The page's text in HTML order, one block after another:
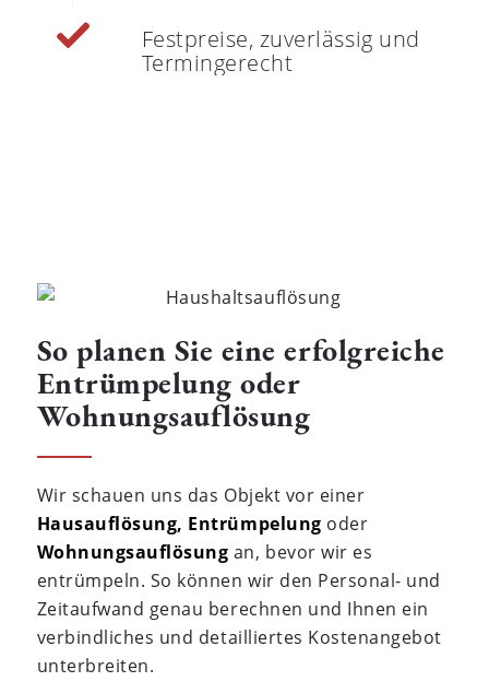
Festpreise, zuverlässig und
Termingerecht
So planen Sie eine erfolgreiche
Entrümpelung oder
Wohnungsauflösung
Wir schauen uns das Objekt vor einer
Hausauflösung, Entrümpelung oder
Wohnungsauflösung an, bevor wir es
entrümpeln. So können wir den Personal- und
Zeitaufwand genau berechnen und Ihnen ein
verbindliches und detailliertes Kostenangebot
unterbreiten.